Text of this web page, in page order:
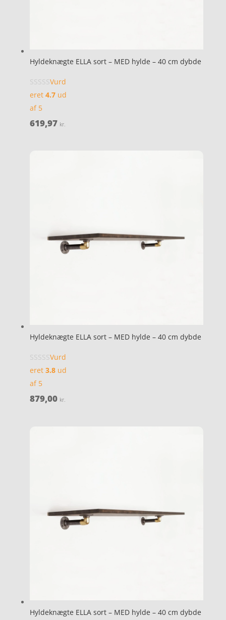
Hyldeknægte ELLA sort – MED hylde – 40 cm dybde
Vurd
eret 4.7ud
af 5
619,97 kr.
Hyldeknægte ELLA sort – MED hylde – 40 cm dybde
Vurd
eret 3.8ud
af 5
879,00 kr.
Hyldeknægte ELLA sort – MED hylde – 40 cm dybde